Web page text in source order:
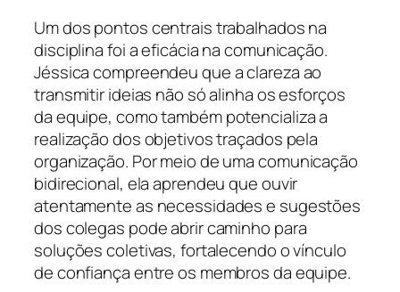
Um dos pontos centrais trabalhados na
disciplina foi a eficácia na comunicação.
Jéssica compreendeu que a clareza ao
transmitir ideias não só alinha os esforços
da equipe, como também potencializa a
realização dos objetivos traçados pela
organização. Por meio de uma comunicação
bidirecional, ela aprendeu que ouvir
atentamente as necessidades e sugestões
dos colegas pode abrir caminho para
soluções coletivas, fortalecendo o vínculo
de confiança entre os membros da equipe.